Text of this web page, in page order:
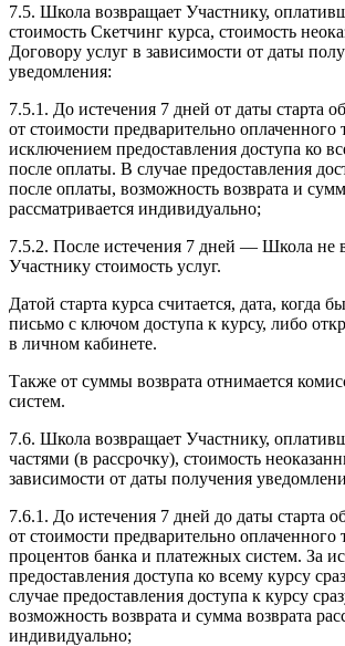
7.5. Школа возвращает Участнику,
стоимость Скетчинг курса, стоимость
Договору услуг в зависимости от даты
уведомления:
7.5.1. До истечения 7 дней от даты старта
от стоимости предварительно оплаченного
исключением предоставления доступа ко
после оплаты. В случае предоставления
после оплаты, возможность возврата и
рассматривается индивидуально;
7.5.2. После истечения 7 дней — Школа не
Участнику стоимость услуг.
Датой старта курса считается, дата, когда
письмо с ключом доступа к курсу, либо
в личном кабинете.
Также от суммы возврата отнимается
систем.
7.6. Школа возвращает Участнику,
частями (в рассрочку), стоимость
зависимости от даты получения
7.6.1. До истечения 7 дней до даты старта
от стоимости предварительно оплаченного
процентов банка и платежных систем. За
предоставления доступа ко всему курсу
случае предоставления доступа к курсу
возможность возврата и сумма возврата
индивидуально;